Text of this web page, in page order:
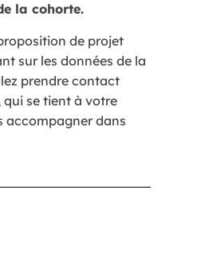
la cohorte.
de projet
sur les données de la
prendre contact
qui se tient à votre
accompagner dans